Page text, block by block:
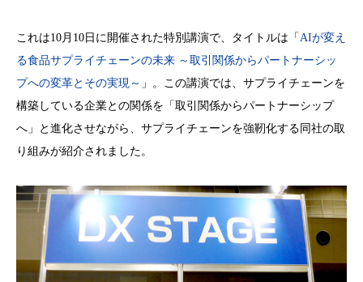
これは10月10日に開催された特別講演で、タイトルは「 AIが変え
る食品サプライチェーンの未来 ～取引関係からパートナーシッ
プへの変革とその実現～ 」。この講演では、サプライチェーンを
構築している企業との関係を「取引関係からパートナーシップ
へ」と進化させながら、サプライチェーンを強靭化する同社の取
り組みが紹介されました。